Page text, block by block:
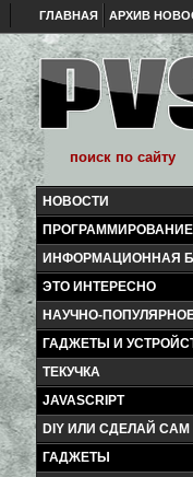
ГЛАВНАЯ АРХИВ
НОВОСТИ
ПРОГРАММИРОВАНИЕ
ИНФОРМАЦИОННАЯ
ЭТО ИНТЕРЕСНО
НАУЧНО-
ГАДЖЕТЫ И
ТЕКУЧКА
JAVASCRIPT
DIY ИЛИ СДЕЛАЙ САМ
ГАДЖЕТЫ